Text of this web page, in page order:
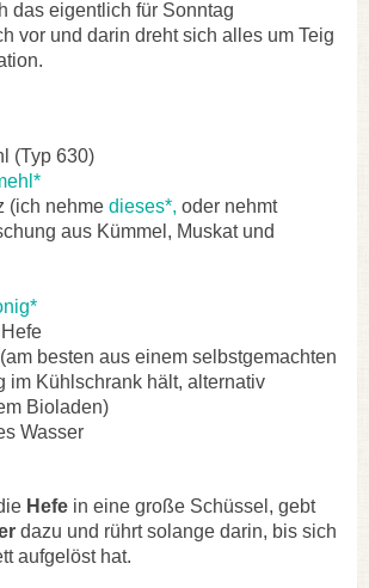
das eigentlich für Sonntag
vor und darin dreht sich alles um Teig
(Typ 630)
(ich nehme dieses*, oder nehmt
aus Kümmel, Muskat und
besten aus einem selbstgemachten
im Kühlschrank hält, alternativ
Bioladen)
Wasser
Hefe in eine große Schüssel, gebt
dazu und rührt solange darin, bis sich
aufgelöst hat.